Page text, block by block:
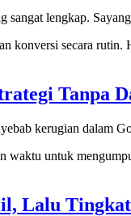
sangat lengkap.
konversi secara rutin.
Tanpa
kerugian dalam
waktu untuk
Lalu